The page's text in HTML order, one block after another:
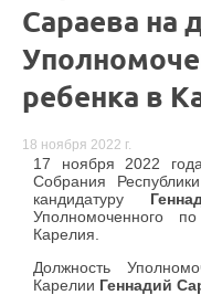
Сараева на
ребенка в
18 ноября 2022 г.
17 ноября 2022
Собрания
кандидатуру
Уполномоченного
Карелия.
Должность
Карелии Геннадий